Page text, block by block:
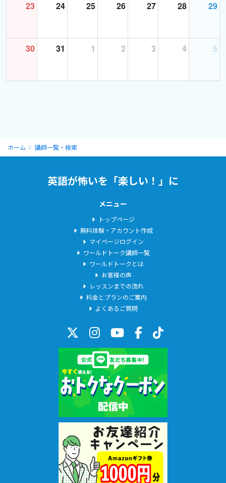
23 24 25 26 27 28 29
30 31 1 2 3 4 5
ホーム 講師一覧・検索
英語が怖いを「楽しい！」に
メニュー
トップページ
無料体験・アカウント作成
マイページログイン
ワールドトーク講師一覧
ワールドトークとは
お客様の声
レッスンまでの流れ
料金とプランのご案内
よくあるご質問